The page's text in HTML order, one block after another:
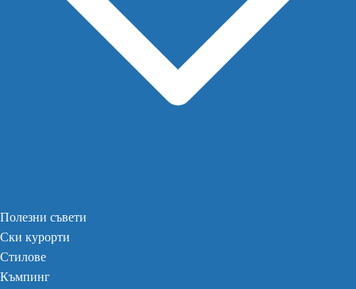
Полезни съвети
Ски курорти
Стилове
Къмпинг